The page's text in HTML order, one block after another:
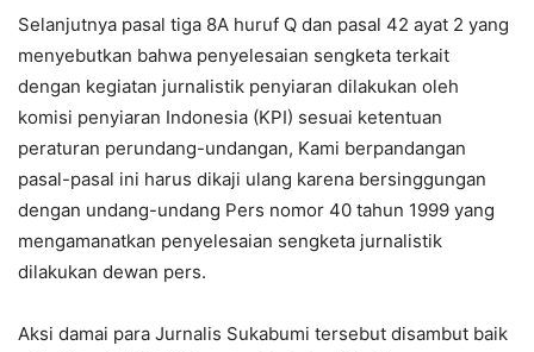
Selanjutnya pasal tiga 8A huruf Q dan pasal 42 ayat 2 yang
menyebutkan bahwa penyelesaian sengketa terkait
dengan kegiatan jurnalistik penyiaran dilakukan oleh
komisi penyiaran Indonesia (KPI) sesuai ketentuan
peraturan perundang-undangan, Kami berpandangan
pasal-pasal ini harus dikaji ulang karena bersinggungan
dengan undang-undang Pers nomor 40 tahun 1999 yang
mengamanatkan penyelesaian sengketa jurnalistik
dilakukan dewan pers.
Aksi damai para Jurnalis Sukabumi tersebut disambut baik